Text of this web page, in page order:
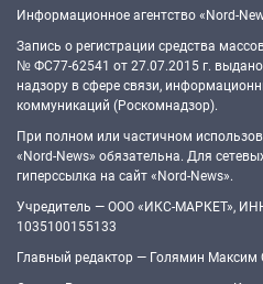
Информационное агентство «Nord-
Запись о регистрации средства
№ ФС77-62541 от 27.07.2015 г.
надзору в сфере связи,
коммуникаций (Роскомнадзор).
При полном или частичном
«Nord-News» обязательна. Для
гиперссылка на сайт «Nord-News».
Учредитель — ООО «ИКС-МАРКЕТ»,
1035100155133
Главный редактор — Голямин Максим